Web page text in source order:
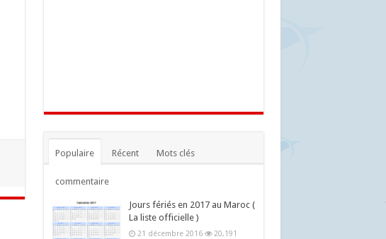
Populaire Récent Mots clés
commentaire
Jours fériés en 2017 au Maroc (
La liste officielle )
21 décembre 2016 20,191